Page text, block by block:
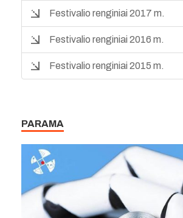
Festivalio renginiai 2017 m.
Festivalio renginiai 2016 m.
Festivalio renginiai 2015 m.
PARAMA